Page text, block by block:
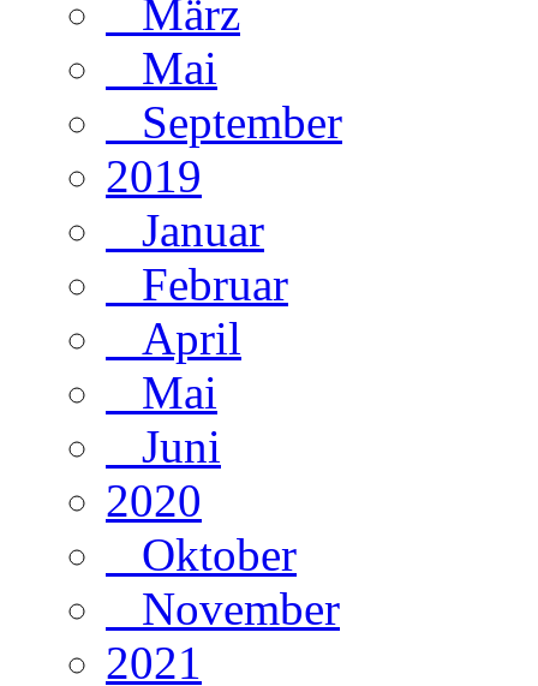
März
Mai
September
2019
Januar
Februar
April
Mai
Juni
2020
Oktober
November
2021